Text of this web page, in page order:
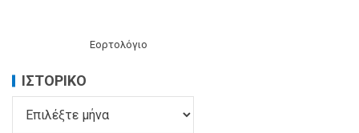
Εορτολόγιο
ΙΣΤΟΡΙΚΌ